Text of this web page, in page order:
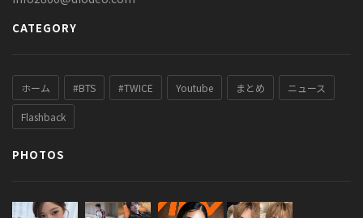
CATEGORY
ホーム #BTS #TWICE Youtube まとめ ニュース
Flashback
PHOTOS